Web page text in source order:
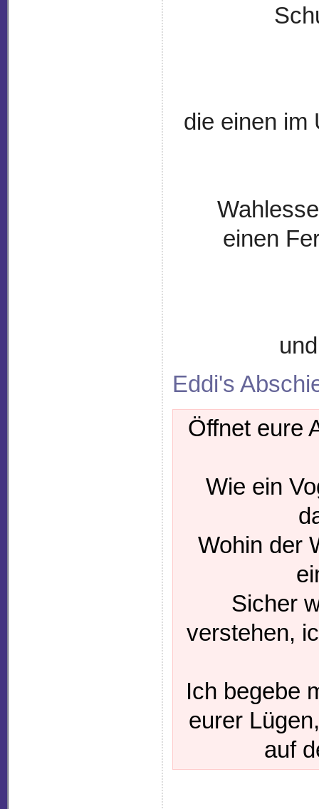
die einen im
einen
Eddi's
Öffnet eure
Wie ein
Wohin der
Sicher
verstehen,
Ich begebe
eurer
auf